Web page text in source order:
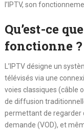
l’IPTV, son
Qu’est-ce
fonctionne ?
L’IPTV désigne un
télévisés via une
voies classiques (câble
de diffusion
permettant de regarder
demande (VOD), et